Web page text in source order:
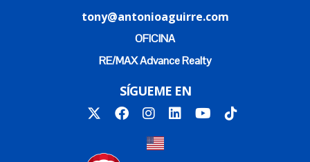
tony@antonioaguirre.com
OFICINA
RE/MAX Advance Realty
SÍGUEME EN